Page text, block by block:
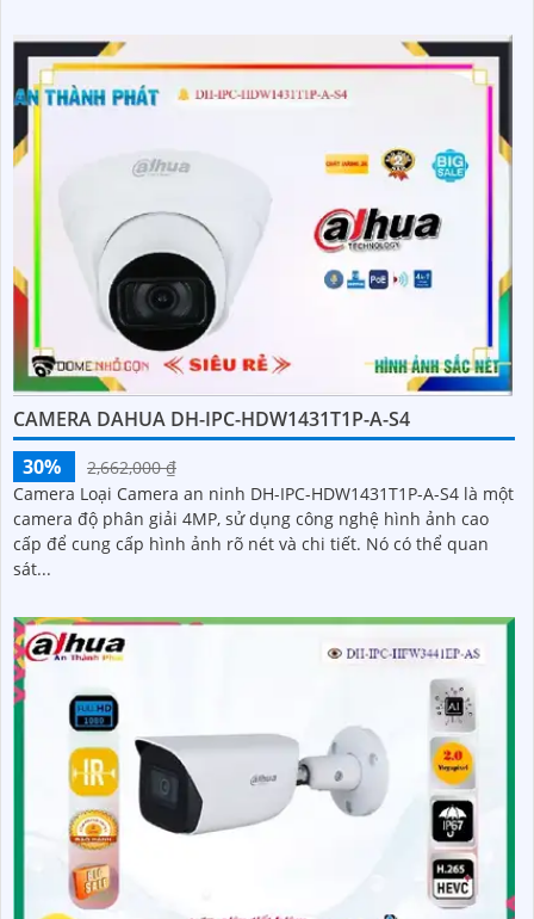
CAMERA DAHUA DH-IPC-HDW1431T1P-A-S4
30%
2,662,000 ₫
Camera Loại Camera an ninh DH-IPC-HDW1431T1P-A-S4 là một
camera độ phân giải 4MP, sử dụng công nghệ hình ảnh cao
cấp để cung cấp hình ảnh rõ nét và chi tiết. Nó có thể quan
sát...